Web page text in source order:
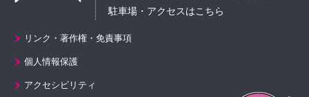
駐車場・アクセスはこちら
リンク・著作権・免責事項
個人情報保護
アクセシビリティ